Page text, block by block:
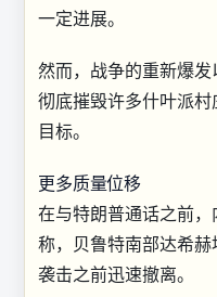
一定进展。
然而，战争的重新爆
彻底摧毁许多什叶派
目标。
更多质量位移
在与特朗普通话之前
称，贝鲁特南部达希
袭击之前迅速撤离。